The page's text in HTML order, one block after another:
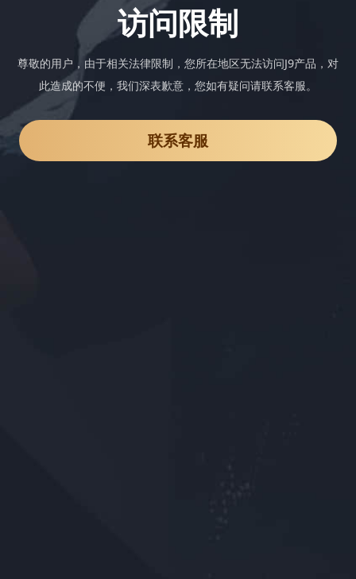
访问限制
尊敬的用户，由于相关法律限制，您所在地区无法访问J9产品，对
此造成的不便，我们深表歉意，您如有疑问请联系客服。
联系客服